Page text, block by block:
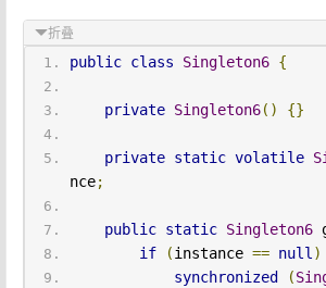
折叠
public class Singleton6 {
private Singleton6() {}
private static volatile
nce;
public static Singleton6
if
(instance == null )
synchronized
(